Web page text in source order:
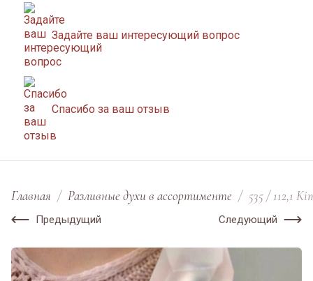
Задайте ваш интересующий вопрос
Спасибо за ваш отзыв
Главная / Разливные духи в ассортименте / 535 / 112,1
Предыдущий Следующий